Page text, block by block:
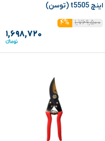
اینچ t5505 (توسن)
۱,۷۶۹,۵۰۰
۴%
۱,۶۹۸,۷۲۰